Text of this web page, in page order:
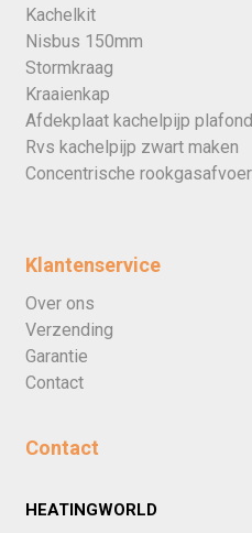
Kachelkit
Nisbus 150mm
Stormkraag
Kraaienkap
Afdekplaat kachelpijp plafond
Rvs kachelpijp zwart maken
Concentrische
Klantenservice
Over ons
Verzending
Garantie
Contact
Contact
HEATINGWORLD